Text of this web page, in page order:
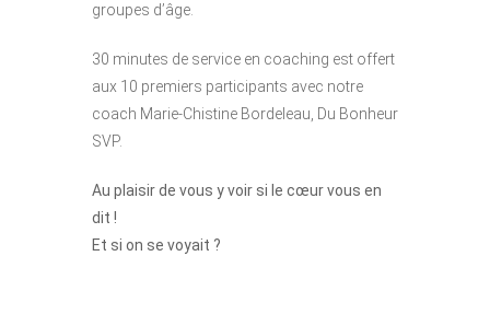
groupes d’âge.
30 minutes de service en coaching est offert
aux 10 premiers participants avec notre
coach Marie-Chistine Bordeleau, Du Bonheur
SVP.
Au plaisir de vous y voir si le cœur vous en
dit !
Et si on se voyait ?